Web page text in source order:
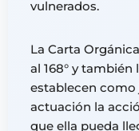
vulnerados.
La Carta
al 168° y
establecen
actuación la
que ella pueda